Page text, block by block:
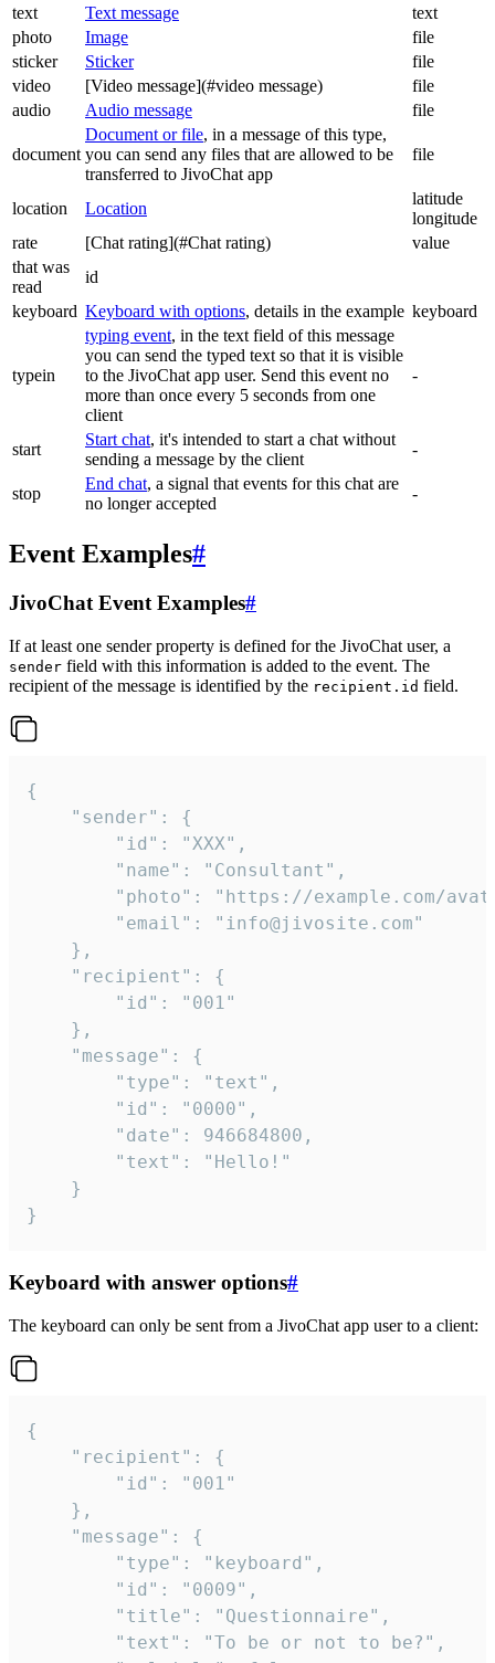
text
Text message
text
photo
Image
file
sticker
Sticker
file
video
[Video message](#video message)
file
audio
Audio message file
document
Document or file, in a message of this type,
you can send any files that are allowed to be
transferred to JivoChat app
file
location Location
latitude
longitude
rate
[Chat rating](#Chat rating)
value
that was
read
id
keyboard Keyboard with options, details in the example keyboard
typein
typing event, in the text field of this message
you can send the typed text so that it is visible
to the JivoChat app user. Send this event no
more than once every 5 seconds from one
client
-
start
Start chat, it's intended to start a chat without
sending a message by the client
-
stop
End chat, a signal that events for this chat are
no longer accepted
-
Event Examples#
JivoChat Event Examples#
If at least one sender property is defined for the JivoChat user, a
sender field with this information is added to the event. The
recipient of the message is identified by the recipient.id field.
{
}
Keyboard with answer options#
The keyboard can only be sent from a JivoChat app user to a client:
{